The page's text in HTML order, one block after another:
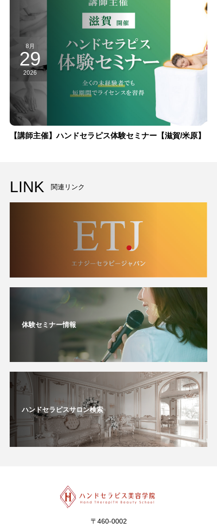
8月
29
2026
【講師主催】ハンドセラピス体験セミナー【滋賀/米原】
LINK 関連リンク
体験セミナー情報
ハンドセラピスサロン検索
〒460-0002